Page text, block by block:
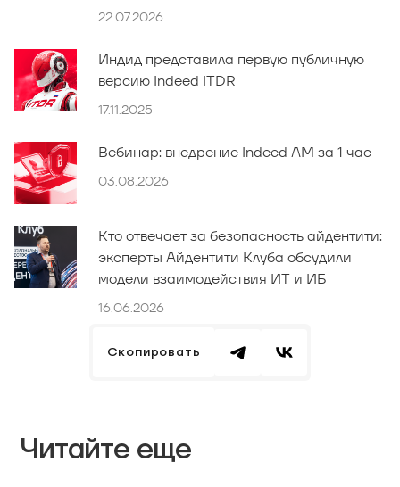
22.07.2026
Индид представила первую публичную
версию Indeed ITDR
17.11.2025
Вебинар: внедрение Indeed AM за 1 час
03.08.2026
Кто отвечает за безопасность айдентити:
эксперты Айдентити Клуба обсудили
модели взаимодействия ИТ и ИБ
16.06.2026
Скопировать
Читайте еще